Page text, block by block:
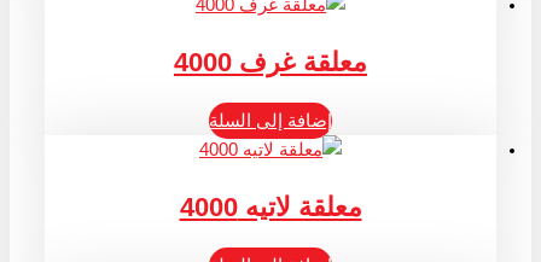
معلقة غرف 4000
إضافة إلى السلة
معلقة لاتيه 4000